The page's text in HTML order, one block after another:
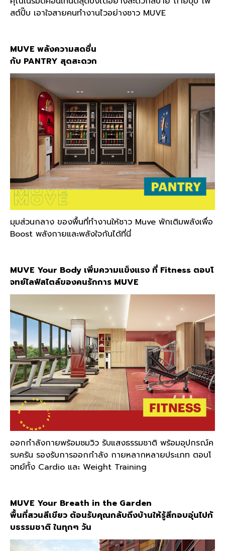
สต์ปั๊บ เอาใจสายคนทำงานไวอย่างชาว MUVE
MUVE พลังความสดชื่น
กับ PANTRY สุดสะดวก
มุมส่วนกลาง ของพื้นที่ทำงานให้ชาว Muve พักเติมพลังเพื่อ
Boost พลังกายและพลังใจกันได้ที่นี่
MUVE Your Body เพิ่มความแข็งแรง ที่ Fitness ตอบโ
จทย์ไลฟ์สไตล์ของคนรักการ MUVE
ออกกำลังกายพร้อมชมวิว รับแสงธรรมชาติ พร้อมอุปกรณ์ค
รบครัน รองรับการออกกำลัง กายหลากหลายประเภท ตอบโ
จทย์ทั้ง Cardio และ Weight Training
MUVE Your Breath in the Garden
พื้นที่สวนสีเขียว ต้อนรับคุณกลับถึงบ้านให้รู้สึกอบอุ่นไปกั
บธรรมชาติ ในทุกๆ วัน